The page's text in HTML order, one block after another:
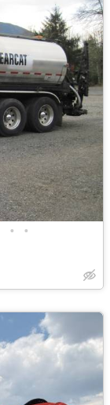
• •